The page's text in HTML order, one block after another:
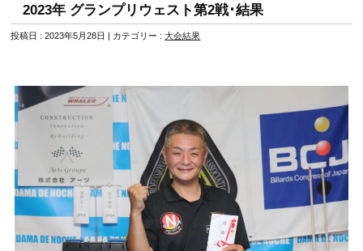
2023年 グランプリウェスト第2戦･結果
投稿日 : 2023年5月28日 | カテゴリー :大会結果